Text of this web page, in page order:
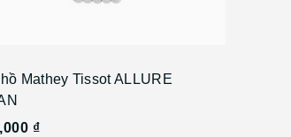
Mathey Tissot ALLURE
₫